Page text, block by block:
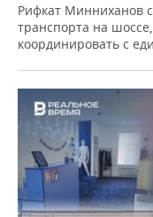
Рифкат Минниханов
транспорта на
координировать с